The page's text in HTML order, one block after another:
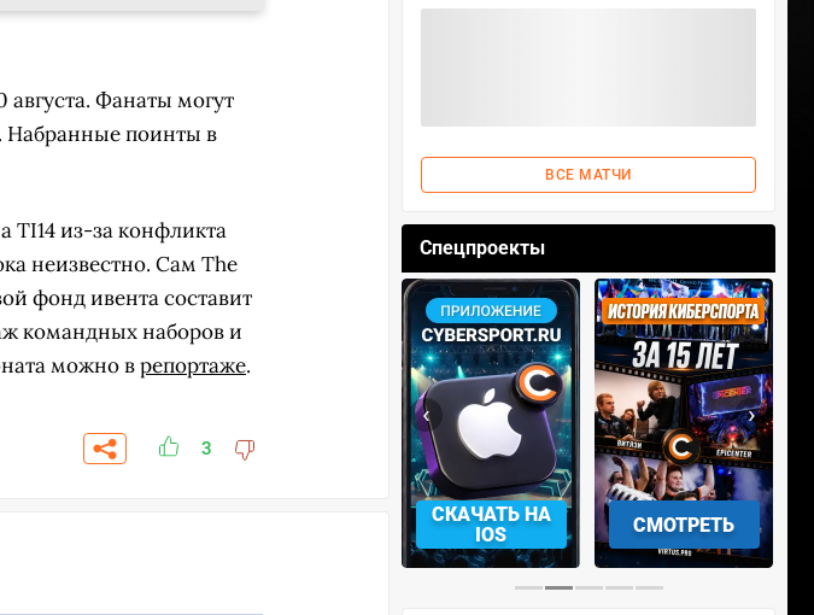
августа. Фанаты могут
Набранные поинты в
TI14 из-за конфликта
неизвестно. Сам The
фонд ивента составит
командных наборов и
можно врепортаже.
3
ВСЕ МАТЧИ
Спецпроекты
СМОТРЕТЬ УЧАСТВОВАТЬ
‹ ›